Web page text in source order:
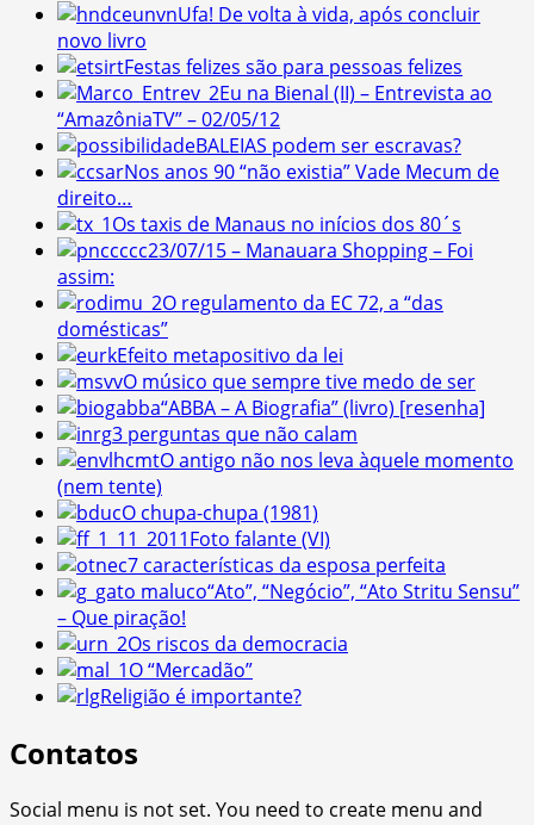
Ufa! De volta à vida, após concluir
novo livro
Festas felizes são para pessoas felizes
Eu na Bienal (II) – Entrevista ao
“AmazôniaTV” – 02/05/12
BALEIAS podem ser escravas?
Nos anos 90 “não existia” Vade Mecum de
direito…
Os taxis de Manaus no inícios dos 80´s
23/07/15 – Manauara Shopping – Foi
assim:
O regulamento da EC 72, a “das
domésticas”
Efeito metapositivo da lei
O músico que sempre tive medo de ser
“ABBA – A Biografia” (livro) [resenha]
3 perguntas que não calam
O antigo não nos leva àquele momento
(nem tente)
O chupa-chupa (1981)
Foto falante (VI)
7 características da esposa perfeita
“Ato”, “Negócio”, “Ato Stritu Sensu”
– Que piração!
Os riscos da democracia
O “Mercadão”
Religião é importante?
Contatos
Social menu is not set. You need to create menu and